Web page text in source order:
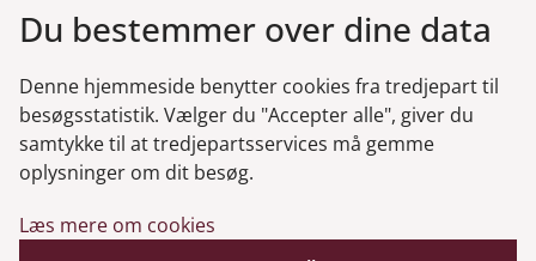
Genveje
Gå til virksomhedsregisteret
Du bestemmer over dine data
Denne hjemmeside benytter cookies fra tredjepart til
besøgsstatistik. Vælger du "Accepter alle", giver du
samtykke til at tredjepartsservices må gemme
oplysninger om dit besøg.
Læs mere om cookies